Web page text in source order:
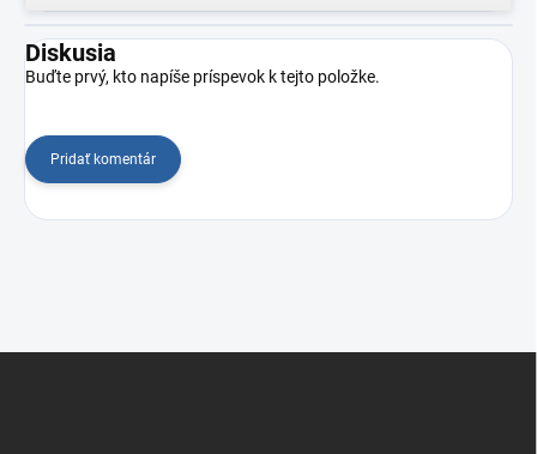
Diskusia
Buďte prvý, kto napíše príspevok k tejto položke.
Pridať komentár